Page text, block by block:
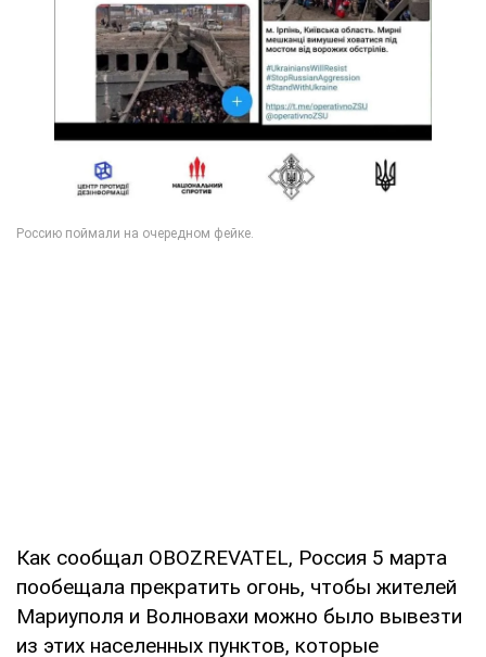
Как сообщал OBOZREVATEL, Россия 5 марта
пообещала прекратить огонь, чтобы жителей
Мариуполя и Волновахи можно было вывезти
из этих населенных пунктов, которые